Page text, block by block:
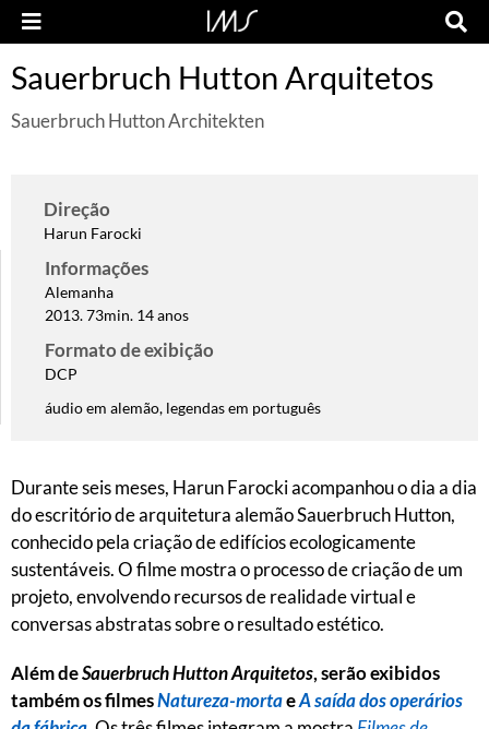
Sauerbruch Hutton Arquitetos
Sauerbruch Hutton Architekten
Direção
Harun Farocki
Informações
Alemanha
2013. 73min. 14 anos
Formato de exibição
DCP
áudio em alemão, legendas em português
Durante seis meses, Harun Farocki acompanhou o dia a dia
do escritório de arquitetura alemão Sauerbruch Hutton,
conhecido pela criação de edifícios ecologicamente
sustentáveis. O filme mostra o processo de criação de um
projeto, envolvendo recursos de realidade virtual e
conversas abstratas sobre o resultado estético.
Além deSauerbruch Hutton Arquitetos, serão exibidos
também os filmesNatureza-mortaeA saída dos operários